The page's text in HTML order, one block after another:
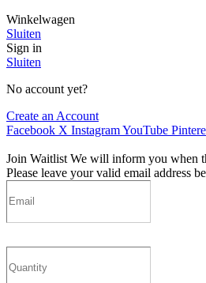
Winkelwagen
Sluiten
Sign in
Sluiten
No account yet?
Create an Account
Facebook X InstagramYouTube
Join Waitlist We will inform you when
Please leave your valid email address